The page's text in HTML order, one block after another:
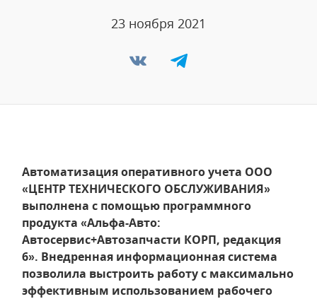
23 ноября 2021
Автоматизация оперативного учета ООО
«ЦЕНТР ТЕХНИЧЕСКОГО ОБСЛУЖИВАНИЯ»
выполнена с помощью программного
продукта «Альфа-Авто:
Автосервис+Автозапчасти КОРП, редакция
6». Внедренная информационная система
позволила выстроить работу с максимально
эффективным использованием рабочего